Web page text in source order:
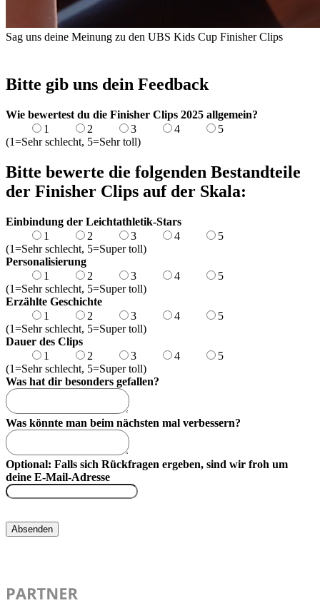
Sag uns deine Meinung zu den UBS Kids Cup Finisher Clips
Bitte gib uns dein Feedback
Wie bewertest du die Finisher Clips 2025 allgemein?
1
2 3 4
5
(1=Sehr schlecht, 5=Sehr toll)
Bitte bewerte die folgenden Bestandteile
der Finisher Clips auf der Skala:
Einbindung der Leichtathletik-Stars
1
2 3 4
5
(1=Sehr schlecht, 5=Super toll)
Personalisierung
1
2 3 4
5
(1=Sehr schlecht, 5=Super toll)
Erzählte Geschichte
1
2 3 4
5
(1=Sehr schlecht, 5=Super toll)
Dauer des Clips
1
2 3 4
5
(1=Sehr schlecht, 5=Super toll)
Was hat dir besonders gefallen?
Was könnte man beim nächsten mal verbessern?
Optional: Falls sich Rückfragen ergeben, sind wir froh um
deine E-Mail-Adresse
Absenden